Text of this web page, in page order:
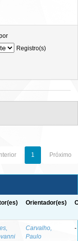
Registro(s)
1 Próximo
Orientador(es)
Carvalho,
Paulo
-